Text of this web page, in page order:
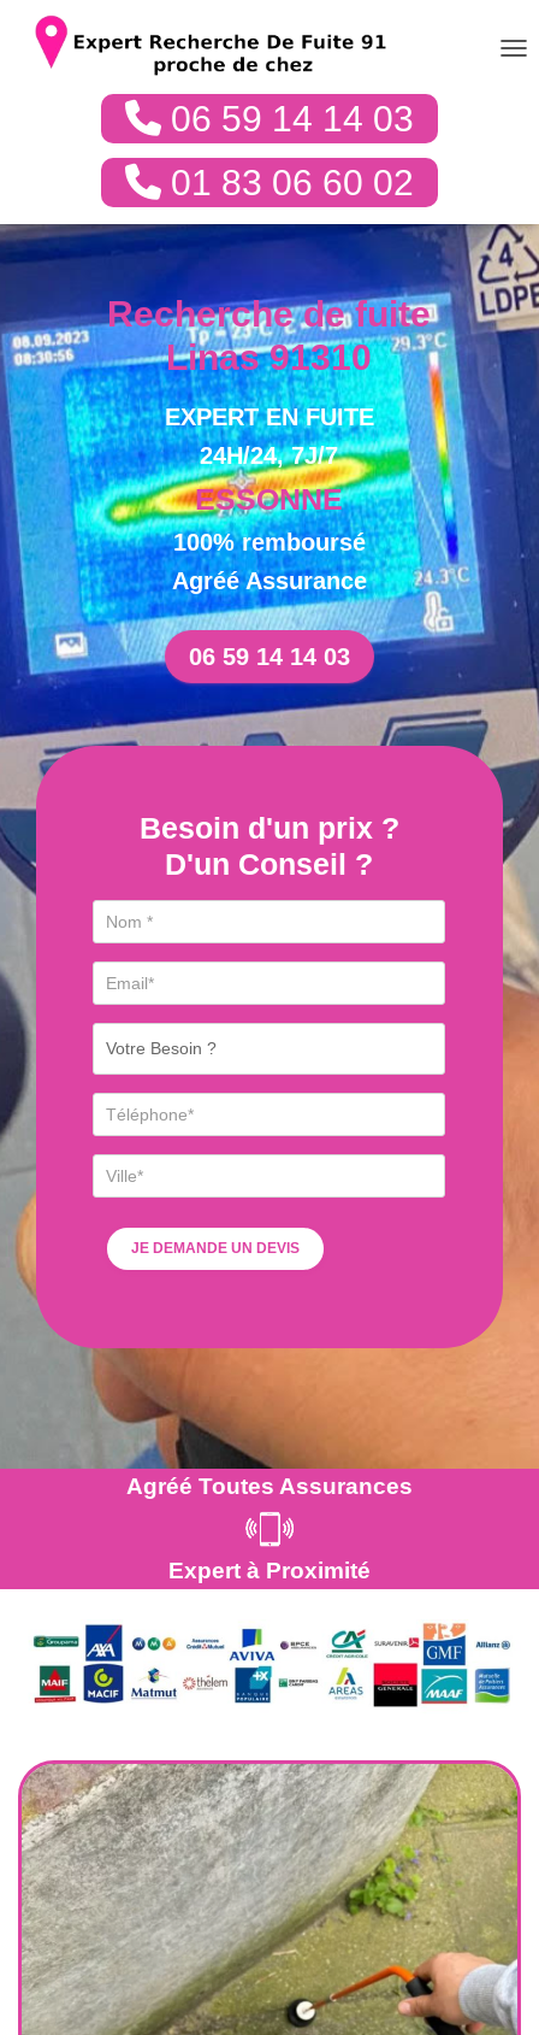
06 59 14 14 03
01 83 06 60 02
Recherche de fuite
Linas 91310
EXPERT EN FUITE
24H/24, 7J/7
ESSONNE
100% remboursé
Agréé Assurance
06 59 14 14 03
Besoin d'un prix ?
D'un Conseil ?
Agréé Toutes Assurances
Expert à Proximité